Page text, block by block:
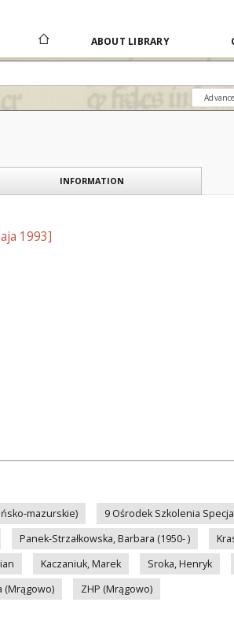
ABOUT LIBRARY
INFORMATION
1993]
mazurskie)
9 Ośrodek Szkolenia
Panek-Strzałkowska, Barbara (1950- )
Kaczaniuk, Marek Sroka, Henryk
(Mrągowo) ZHP (Mrągowo)